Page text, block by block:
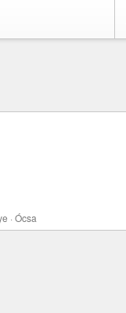
· Ócsa